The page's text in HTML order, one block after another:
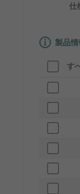
仕
製品
す